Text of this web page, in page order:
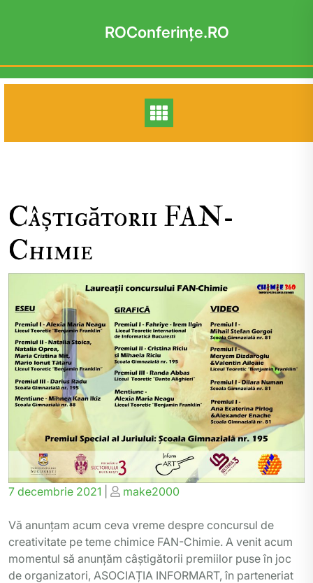
ROConferinţe.RO
Câștigătorii FAN-
Chimie
Posted
7 decembrie 2021
Posted
make2000
Vă anunțam acum ceva vreme despre concursul de
creativitate pe teme chimice FAN-Chimie. A venit acum
momentul să anunțăm câștigătorii premiilor puse în joc
de organizatori, ASOCIAȚIA INFORMART, în parteneriat